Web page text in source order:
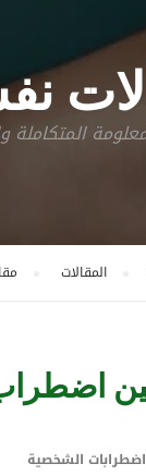
المقالات
اضطرابات الشخصية